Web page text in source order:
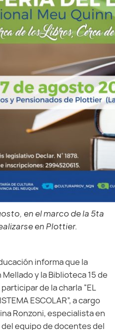
en el marco de la 5ta
en Plottier.
informa que la
y la Biblioteca 15 de
de la charla “EL
ESCOLAR”, a cargo
Ronzoni, especialista en
equipo de docentes del